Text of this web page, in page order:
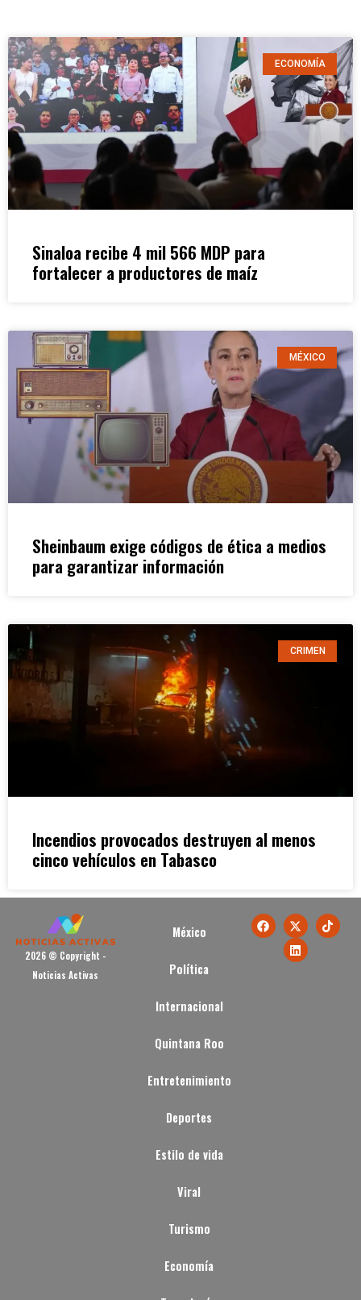
ECONOMÍA
Sinaloa recibe 4 mil 566 MDP para
fortalecer a productores de maíz
MÉXICO
Sheinbaum exige códigos de ética a medios
para garantizar información
CRIMEN
Incendios provocados destruyen al menos
cinco vehículos en Tabasco
2026 © Copyright -
Noticias Activas
México
Política
Internacional
Quintana Roo
Entretenimiento
Deportes
Estilo de vida
Viral
Turismo
Economía